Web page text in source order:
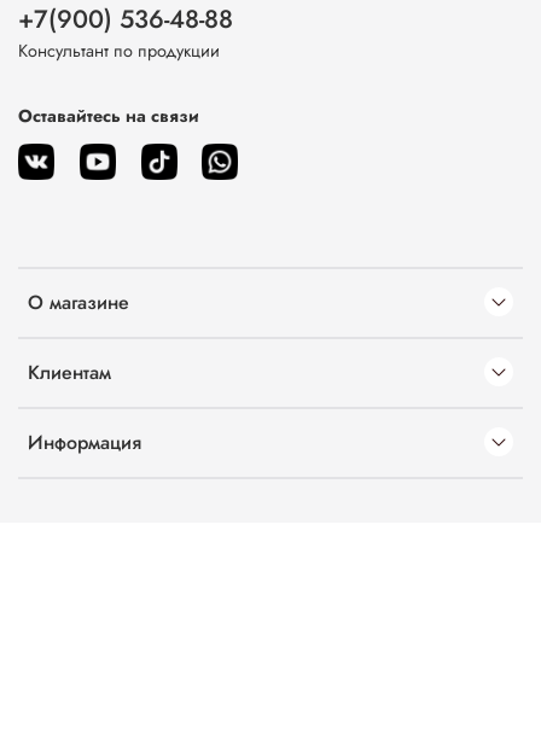
О магазине
Клиентам
Информация
+7(900) 536-48-88
Консультант по продукции
Оставайтесь на связи